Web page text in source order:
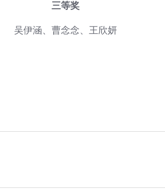
三等奖
吴伊涵、曹念念、王欣妍